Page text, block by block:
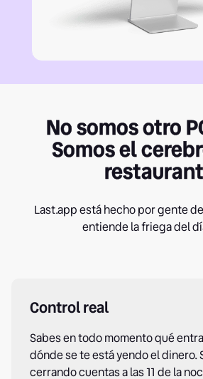
No somos otro
Somos el
Last.app está hecho por gente
entiende la friega del
Control real
Sabes en todo momento qué
dónde se te está yendo el dinero.
cerrando cuentas a las 11 de la